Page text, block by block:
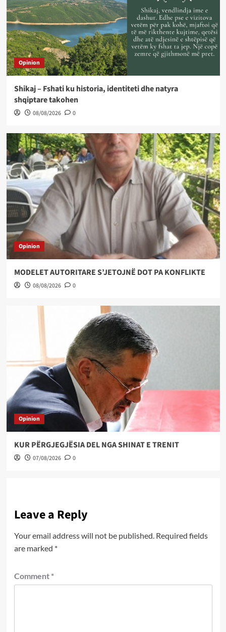
Opinion
Shikaj – Fshati ku historia, identiteti dhe natyra
shqiptare takohen
08/08/2026 0
Opinion
MODELET AUTORITARE S’JETOJNË DOT PA KONFLIKTE
08/08/2026 0
Opinion
KUR PËRGJEGJËSIA DEL NGA SHINAT E TRENIT
07/08/2026 0
Leave a Reply
Your email address will not be published. Required fields
are marked *
Comment *